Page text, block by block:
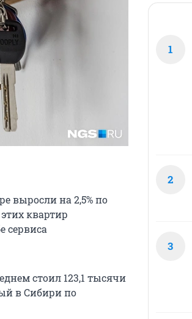
выросли на 2,5% по
квартир
сервиса
стоил 123,1 тысячи
в Сибири по
1
2
3